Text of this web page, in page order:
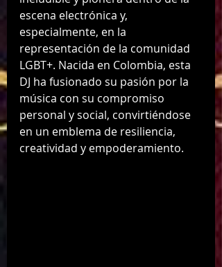
escena electrónica y,
especialmente, en la
representación de la comunidad
LGBT+. Nacida en Colombia, esta
DJ ha fusionado su pasión por la
música con su compromiso
personal y social, convirtiéndose
en un emblema de resiliencia,
creatividad y empoderamiento.